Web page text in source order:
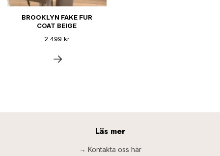
BROOKLYN FAKE FUR
COAT BEIGE
2 499 kr
Läs mer
→ Kontakta oss här